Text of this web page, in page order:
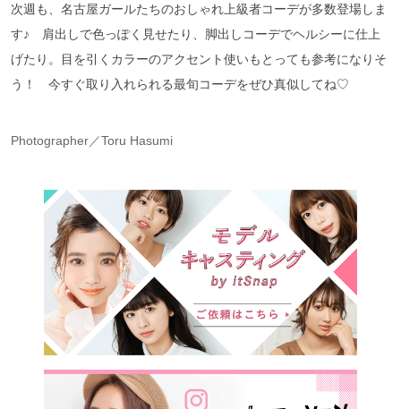
次週も、名古屋ガールたちのおしゃれ上級者コーデが多数登場しま
す♪ 肩出しで色っぽく見せたり、脚出しコーデでヘルシーに仕上
げたり。目を引くカラーのアクセント使いもとっても参考になりそ
う！ 今すぐ取り入れられる最旬コーデをぜひ真似してね♡
Photographer／Toru Hasumi